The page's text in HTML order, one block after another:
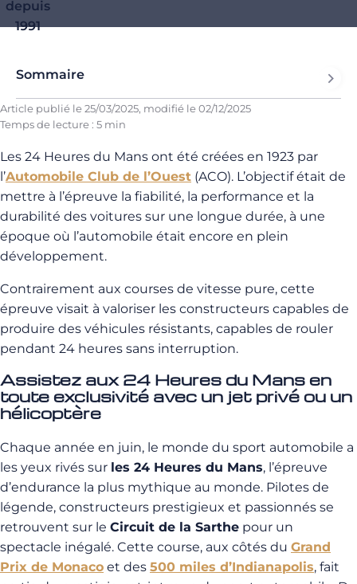
depuis
1991
Sommaire
Article publié le25/03/2025, modifié le02/12/2025
Temps de lecture : 5 min
Les 24 Heures du Mans ont été créées en 1923 par
l’Automobile Club de l’Ouest (ACO). L’objectif était de
mettre à l’épreuve la fiabilité, la performance et la
durabilité des voitures sur une longue durée, à une
époque où l’automobile était encore en plein
développement.
Contrairement aux courses de vitesse pure, cette
épreuve visait à valoriser les constructeurs capables de
produire des véhicules résistants, capables de rouler
pendant 24 heures sans interruption.
Assistez aux 24 Heures du Mans en
toute exclusivité avec un jet privé ou un
hélicoptère
Chaque année en juin, le monde du sport automobile a
les yeux rivés sur les 24 Heures du Mans, l’épreuve
d’endurance la plus mythique au monde. Pilotes de
légende, constructeurs prestigieux et passionnés se
retrouvent sur le Circuit de la Sarthe pour un
spectacle inégalé. Cette course, aux côtés du Grand
Prix de Monaco et des 500 miles d’Indianapolis, fait